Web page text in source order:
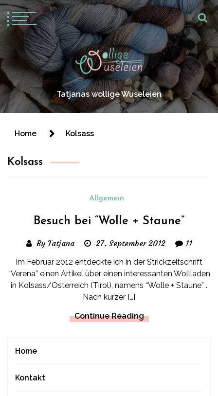
Tatjanas wollige Wuseleien
Home Kolsass
Kolsass
Allgemein
Besuch bei “Wolle + Staune”
By Tatjana 27. September 2012 11
Im Februar 2012 entdeckte ich in der Strickzeitschrift
“Verena” einen Artikel über einen interessanten Wollladen
in Kolsass/Österreich (Tirol), namens “Wolle + Staune” .
Nach kurzer […]
Continue Reading
Home
Kontakt